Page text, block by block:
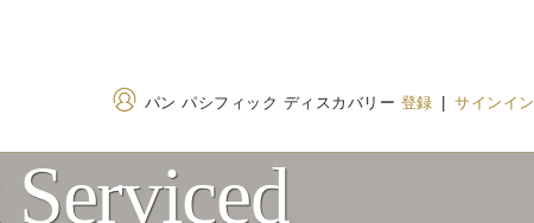
パン パシフィック ディスカバリー 登録 | サインイン